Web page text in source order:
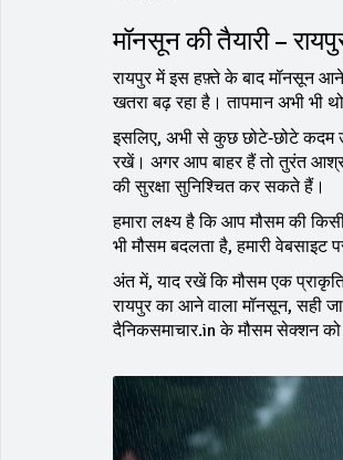
मॉनसून की तैयारी –
रायपुर में इस हफ़्ते के बाद मॉनसून आने
खतरा बढ़ रहा है। तापमान अभी भी
इसलिए, अभी से कुछ छोटे‑छोटे कदम
रखें। अगर आप बाहर हैं तो तुरंत
की सुरक्षा सुनिश्चित कर सकते हैं।
हमारा लक्ष्य है कि आप मौसम की
भी मौसम बदलता है, हमारी
अंत में, याद रखें कि मौसम एक
रायपुर का आने वाला मॉनसून, सही
दैनिकसमाचार.in के मौसम सेक्शन